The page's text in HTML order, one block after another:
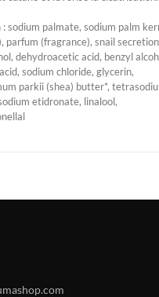
sodium palmate, sodium palm
parfum (fragrance), snail secretion
dehydroacetic acid, benzyl
sodium chloride, glycerin,
parkii (shea) butter*,
etidronate, linalool,